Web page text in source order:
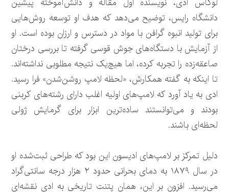
لوکاس ادی، نویسنده اول مقاله و دانش‌آموخته پیشین
دانشگاه رایس، توضیح می‌دهد که هدف او توسعه روش‌هایی
برای تولید انبوه گرافن با مواد در دسترس و ارزان بوده است. او
از آزمایش با دستگاه‌های جوش قوسی گرفته تا بررسی درختان
صاعقه‌زده را تجربه کرده، اما هیچ‌یک نتیجه مطلوبی نداشته‌اند.
تا اینکه به گفته همکارش، «لحظه لامپ روشن‌شدن» فرا رسید.
ادی به یاد آورد که لامپ‌های اولیه اغلب دارای رشته‌های کربنی
بودند و می‌توانستند ساده‌ترین ابزار برای گرمایش ژولی
لحظه‌ای باشند.
دلیل تمرکز بر لامپ‌های ادیسون این بود که طراحی ثبت‌شده او
در سال ۱۸۷۹ به دمای بحرانی حدود ۲ هزار درجه سانتی‌گراد
می‌رسید. افزون بر این، همان پتنت تاریخی به ادی نقشه‌ای